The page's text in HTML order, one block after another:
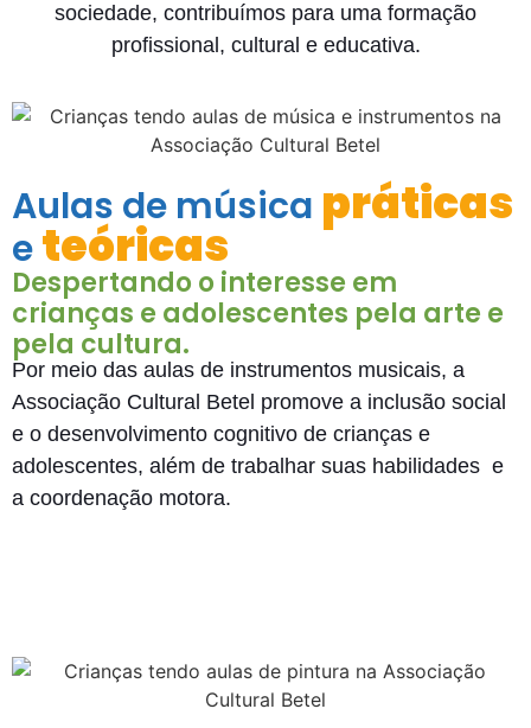
sociedade, contribuímos para uma formação
profissional, cultural e educativa.
Aulas de música práticas
eteóricas
Despertando o interesse em
crianças e adolescentes pela arte e
pela cultura.
Por meio das aulas de instrumentos musicais, a
Associação Cultural Betel promove a inclusão social
e o desenvolvimento cognitivo de crianças e
adolescentes, além de trabalhar suas habilidades e
a coordenação motora.